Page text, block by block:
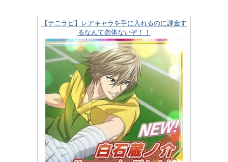
【テニラビ】レアキャラを手に入れるのに課金す
るなんて勿体ないぞ！！